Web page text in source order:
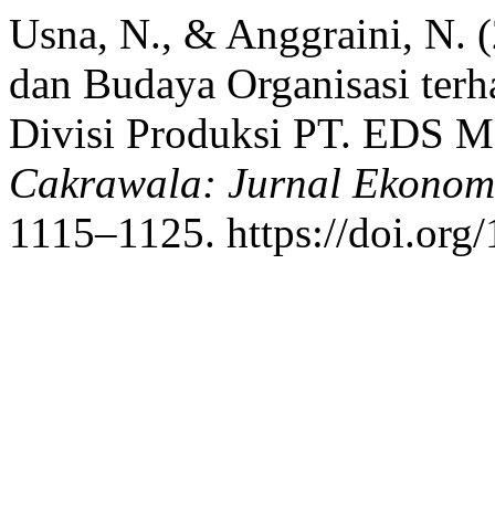
Usna, N., & Anggraini, N.
dan Budaya Organisasi
Divisi Produksi PT. EDS
Cakrawala: Jurnal
1115–1125. https://